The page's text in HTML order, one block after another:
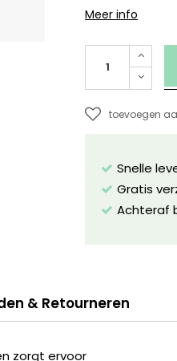
Meer info
toevoegen
Snelle
Gratis
Achteraf
& Retourneren
zorgt ervoor